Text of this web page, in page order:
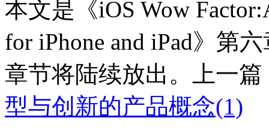
本文是《iOS Wow
for iPhone and iPad》第
章节将陆续放出。上一篇
型与创新的产品概念(1)